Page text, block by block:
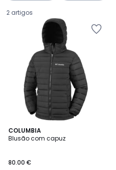
2 artigos
COLUMBIA
Blusão com capuz
€.
80.00 €